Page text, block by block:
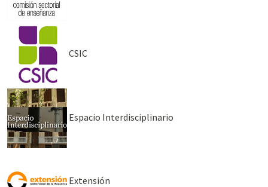
CSIC
Espacio Interdisciplinario
Extensión